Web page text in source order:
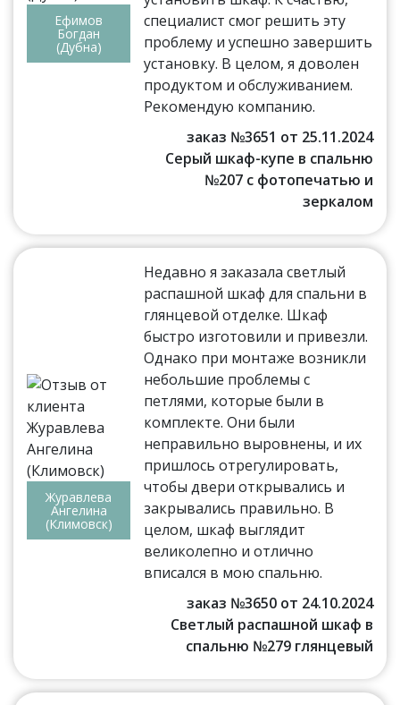
Ефимов
Богдан
(Дубна)
специалист смог решить эту
проблему и успешно завершить
установку. В целом, я доволен
продуктом и обслуживанием.
Рекомендую компанию.
заказ №3651 от 25.11.2024
Серый шкаф-купе в спальню
№207 с фотопечатью и
зеркалом
Журавлева
Ангелина
(Климовск)
Недавно я заказала светлый
распашной шкаф для спальни в
глянцевой отделке. Шкаф
быстро изготовили и привезли.
Однако при монтаже возникли
небольшие проблемы с
петлями, которые были в
комплекте. Они были
неправильно выровнены, и их
пришлось отрегулировать,
чтобы двери открывались и
закрывались правильно. В
целом, шкаф выглядит
великолепно и отлично
вписался в мою спальню.
заказ №3650 от 24.10.2024
Светлый распашной шкаф в
спальню №279 глянцевый